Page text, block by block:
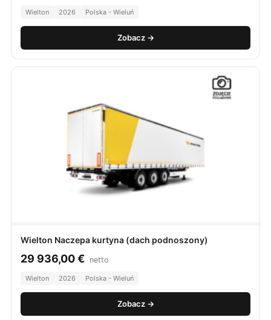
Wielton 2026 Polska - Wieluń
Zobacz →
Wielton Naczepa kurtyna (dach podnoszony)
29 936,00€ netto
Wielton 2026 Polska - Wieluń
Zobacz →